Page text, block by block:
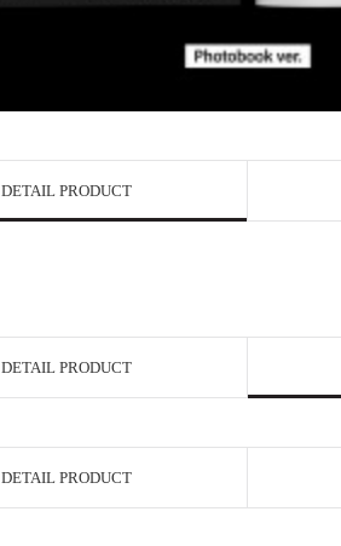
DETAIL PRODUCT
DETAIL PRODUCT
DETAIL PRODUCT